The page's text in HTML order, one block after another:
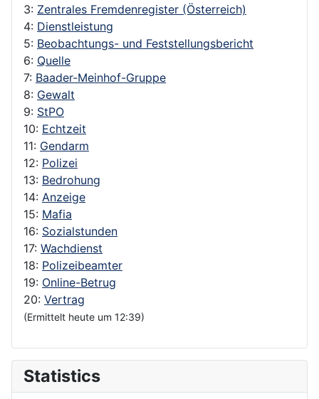
3: Zentrales Fremdenregister (Österreich)
4: Dienstleistung
5: Beobachtungs- und Feststellungsbericht
6: Quelle
7: Baader-Meinhof-Gruppe
8: Gewalt
9: StPO
10: Echtzeit
11: Gendarm
12: Polizei
13: Bedrohung
14: Anzeige
15: Mafia
16: Sozialstunden
17: Wachdienst
18: Polizeibeamter
19: Online-Betrug
20: Vertrag
(Ermittelt heute um 12:39)
Statistics